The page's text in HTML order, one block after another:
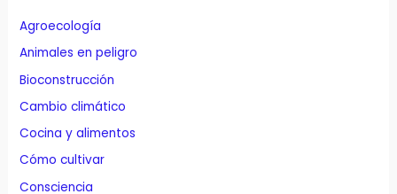
Agroecología
Animales en peligro
Bioconstrucción
Cambio climático
Cocina y alimentos
Cómo cultivar
Consciencia